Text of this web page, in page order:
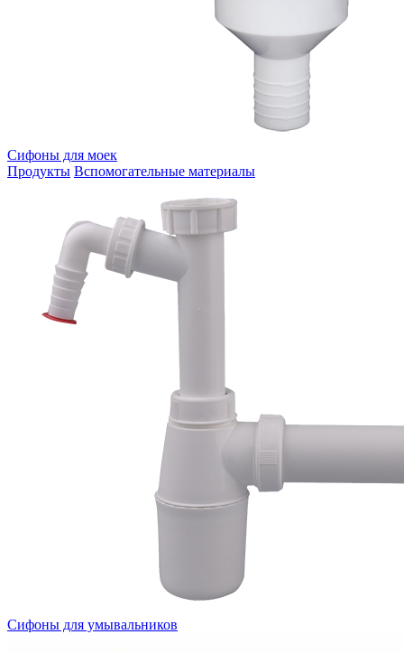
Сифоны для моек
Продукты Вспомогательные материалы
Сифоны для умывальников